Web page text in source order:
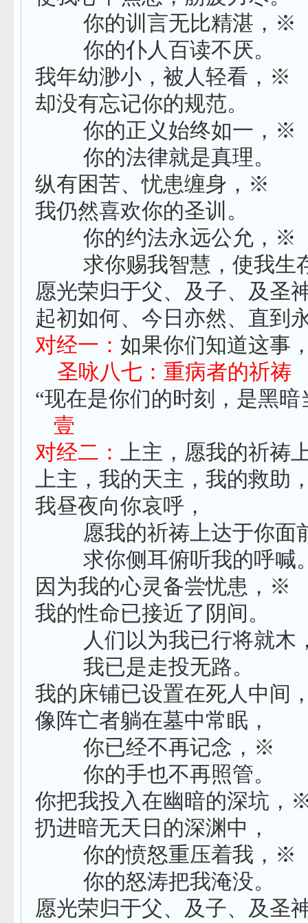
你的训言无比精湛，※
你的仆人百读不厌。
我年幼渺小，被人轻看，※
却没有忘记你的规范。
你的正义始终如一，※
你的法律就是真理。
纵有困苦、忧患缠身，※
我仍然喜欢你的圣训。
你的约法永远公允，※
求你赐我智慧，使我生
愿光荣归于父、及子、及圣
起初如何、今日亦然、直到
对经一： 如果你们知道这事
圣咏八七：重病者的祈祷
“现在是你们的时刻，是黑暗
壹
对经二： 上主，愿我的祈祷
上主，我的天主，我的救助
我昼夜向你哀呼，
愿我的祈祷上达于你
求你侧耳俯听我的呼喊
因为我的心灵备尝忧患，※
我的性命已接近了阴间。
人们以为我已行将就
我已是走投无路。
我的床铺已设置在死人中间
像阵亡者躺在墓中常眠，
你已经不再记念，※
你的手也不再照管。
你把我投入在幽暗的深坑，
扔进暗无天日的深渊中，
你的愤怒重压着我，※
你的怒涛把我淹没。
愿光荣归于父、及子、及圣